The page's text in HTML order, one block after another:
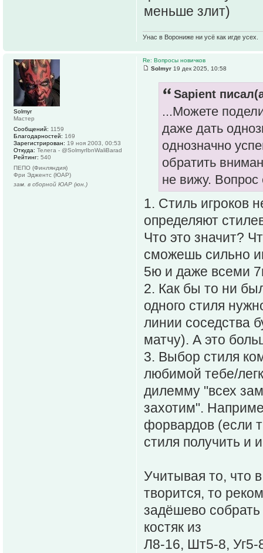
меньше злит)
Унас в Ворониже ни усё как игде усех.
Re: Вопросы новичков
Solmyr 19 дек 2025, 10:58
Sapient
...Можете
даже дать
однозначно
обратить
не вижу. Вопрос
1. Стиль игроков
определяют
Что это значит?
сможешь сильно
5ю и даже всеми
2. Как бы то ни
одного стиля
линии соседства
матчу). А это
3. Выбор стиля
любимой тебе/
дилемму "всех
захотим".
форвардов (если
стиля получить и
Учитывая то, что
творится, то
задёшево
костяк из
Л8-16, Шт5-8, Уг5-
Solmyr
Мастер
Сообщений: 1159
Благодарностей: 169
Зарегистрирован: 19 ноя 2003, 00:53
Откуда: Телега - @SolmyrIbnWaliBarad
Рейтинг: 540
ПЕПО (Финляндия)
Фри Эджентс (ЮАР)
зам. в сборной ЮАР (юн.)